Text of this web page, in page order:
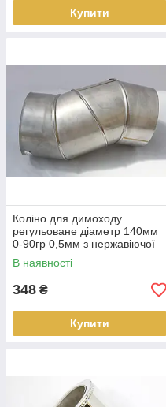
Купити
Коліно для димоходу
регульоване діаметр 140мм
0-90гр 0,5мм з нержавіючої
сталі AISI 304
В наявності
348 ₴
Купити